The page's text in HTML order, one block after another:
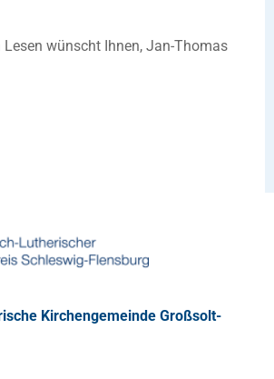
Lesen wünscht Ihnen, Jan-Thomas
Kirchengemeinde Großsolt-